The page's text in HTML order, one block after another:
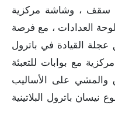
سقف ، وشاشة مركزية
العدادات ، مع فرصة
القيادة في باترول
مع بوابات للتعبئة
والمشي على الأساليب
نيسان باترول البلاتينية